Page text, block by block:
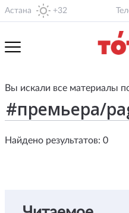
Астана +32
Вы искали все материалы
Найдено результатов: 0